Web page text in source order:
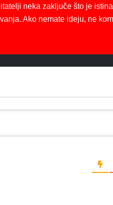
neka zaključe što je
Ako nemate ideju, ne